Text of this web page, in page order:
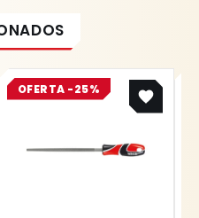
OFERTA -25%
Original
price
was:
Current
price
is: